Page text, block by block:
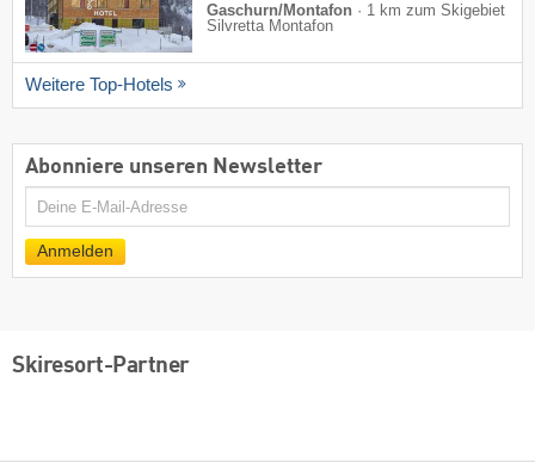
Gaschurn/Montafon · 1 km zum Skigebiet
Silvretta Montafon
Weitere Top-Hotels
Abonniere unseren Newsletter
E-
Anmelden
Skiresort-Partner